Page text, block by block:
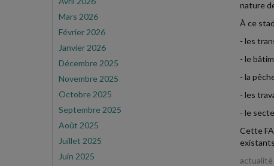
Mars 2026
Février 2026
Janvier 2026
Décembre 2025
Novembre 2025
Octobre 2025
Septembre 2025
Août 2025
Juillet 2025
Juin 2025
nature
À ce
- les
- le
- la
- les
- le
Cette
actualité